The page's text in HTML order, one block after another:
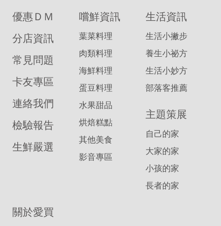
優惠ＤＭ
分店資訊
常見問題
卡友專區
連絡我們
檢驗報告
生鮮嚴選
嚐鮮資訊
葉菜料理
肉類料理
海鮮料理
蛋豆料理
水果甜品
烘焙糕點
其他美食
影音專區
生活資訊
生活小撇步
養生小祕方
生活小妙方
部落客推薦
主題策展
自己的家
大家的家
小孩的家
長者的家
關於愛買